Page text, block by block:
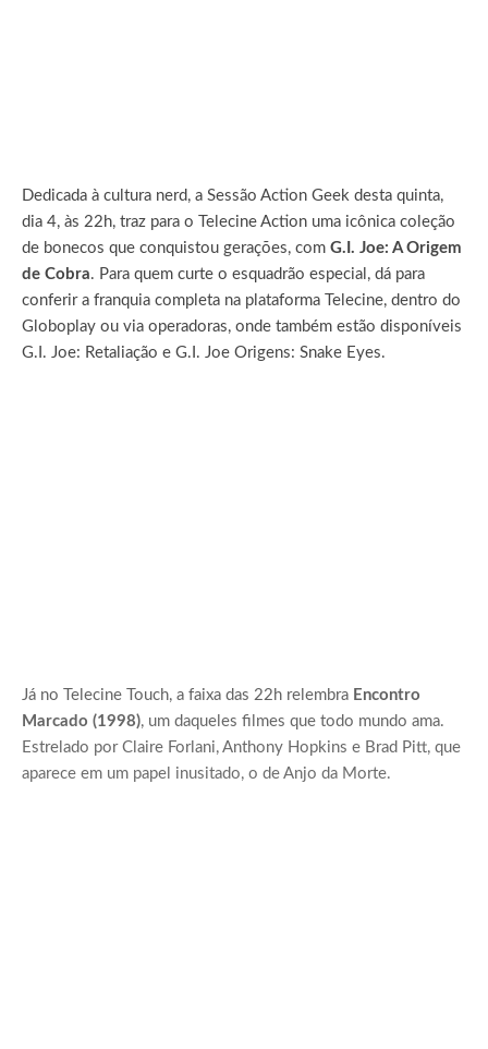
Dedicada à cultura nerd, a Sessão Action Geek desta quinta,
dia 4, às 22h, traz para o Telecine Action uma icônica coleção
de bonecos que conquistou gerações, com G.I. Joe: A Origem
de Cobra. Para quem curte o esquadrão especial, dá para
conferir a franquia completa na plataforma Telecine, dentro do
Globoplay ou via operadoras, onde também estão disponíveis
G.I. Joe: Retaliação e G.I. Joe Origens: Snake Eyes.
Já no Telecine Touch, a faixa das 22h relembra Encontro
Marcado (1998), um daqueles filmes que todo mundo ama.
Estrelado por Claire Forlani, Anthony Hopkins e Brad Pitt, que
aparece em um papel inusitado, o de Anjo da Morte.